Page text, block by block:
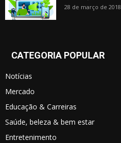
28 de março de 2018
CATEGORIA POPULAR
Notícias
Mercado
Educação & Carreiras
Saúde, beleza & bem estar
Entretenimento